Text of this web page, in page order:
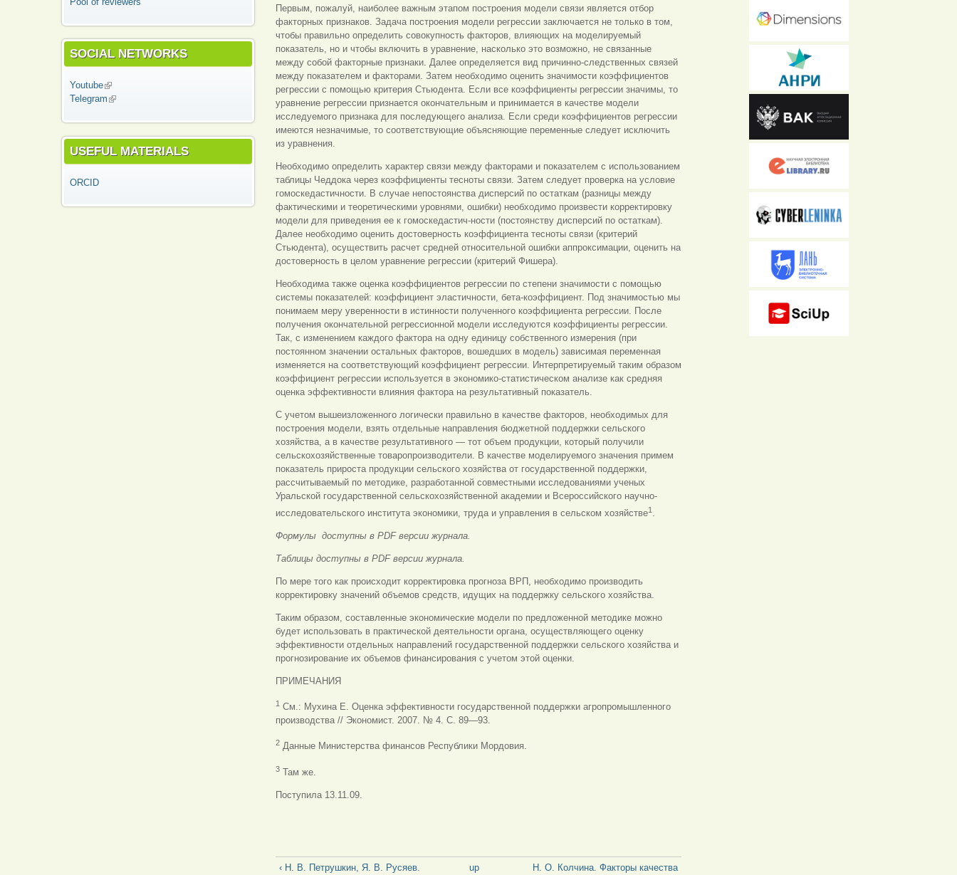
SOCIAL NETWORKS
Youtube(link is external)
Telegram (link is external)
USEFUL MATERIALS
ORCID
Первым, пожалуй, наиболее важным этапом построения модели связи является отбор
факторных признаков. Задача построения модели регрессии заключается не только в том,
чтобы правильно определить совокупность факторов, влияющих на моделируемый
показатель, но и чтобы включить в уравнение, насколько это возможно, не связанные
между собой факторные признаки. Далее определяется вид причинно-следственных связей
между показателем и факторами. Затем необходимо оценить значимости коэффициентов
регрессии с помощью критерия Стьюдента. Если все коэффициенты регрессии значимы, то
уравнение регрессии признается окончательным и принимается в качестве модели
исследуемого признака для последующего анализа. Если среди коэффициентов регрессии
имеются незначимые, то соответствующие объясняющие переменные следует исключить
из уравнения.
Необходимо определить характер связи между факторами и показателем с использованием
таблицы Чеддока через коэффициенты тесноты связи. Затем следует проверка на условие
гомоскедастичности. В случае непостоянства дисперсий по остаткам (разницы между
фактическими и теоретическими уровнями, ошибки) необходимо произвести корректировку
модели для приведения ее к гомоскедастич-ности (постоянству дисперсий по остаткам).
Далее необходимо оценить достоверность коэффициента тесноты связи (критерий
Стьюдента), осуществить расчет средней относительной ошибки аппроксимации, оценить на
достоверность в целом уравнение регрессии (критерий Фишера).
Необходима также оценка коэффициентов регрессии по степени значимости с помощью
системы показателей: коэффициент эластичности, бета-коэффициент. Под значимостью мы
понимаем меру уверенности в истинности полученного коэффициента регрессии. После
получения окончательной регрессионной модели исследуются коэффициенты регрессии.
Так, с изменением каждого фактора на одну единицу собственного измерения (при
постоянном значении остальных факторов, вошедших в модель) зависимая переменная
изменяется на соответствующий коэффициент регрессии. Интерпретируемый таким образом
коэффициент регрессии используется в экономико-статистическом анализе как средняя
оценка эффективности влияния фактора на результативный показатель.
С учетом вышеизложенного логически правильно в качестве факторов, необходимых для
построения модели, взять отдельные направления бюджетной поддержки сельского
хозяйства, а в качестве результативного — тот объем продукции, который получили
сельскохозяйственные товаропроизводители. В качестве моделируемого значения примем
показатель прироста продукции сельского хозяйства от государственной поддержки,
рассчитываемый по методике, разработанной совместными исследованиями ученых
Уральской государственной сельскохозяйственной академии и Всероссийского научно-
исследовательского института экономики, труда и управления в сельском хозяйстве1
Формулы доступны в PDF версии журнала.
Таблицы доступны в PDF версии журнала.
По мере того как происходит корректировка прогноза ВРП, необходимо производить
корректировку значений объемов средств, идущих на поддержку сельского хозяйства.
Таким образом, составленные экономические модели по предложенной методике можно
будет использовать в практической деятельности органа, осуществляющего оценку
эффективности отдельных направлений государственной поддержки сельского хозяйства и
прогнозирование их объемов финансирования с учетом этой оценки.
ПРИМЕЧАНИЯ
1 См.: Мухина Е. Оценка эффективности государственной поддержки агропромышленного
производства // Экономист. 2007. № 4. С. 89—93.
2 Данные Министерства финансов Республики Мордовия.
3 Там же.
Поступила 13.11.09.
‹ Н. В. Петрушкин, Я. В. Русяев. up Н. О. Колчина. Факторы качества